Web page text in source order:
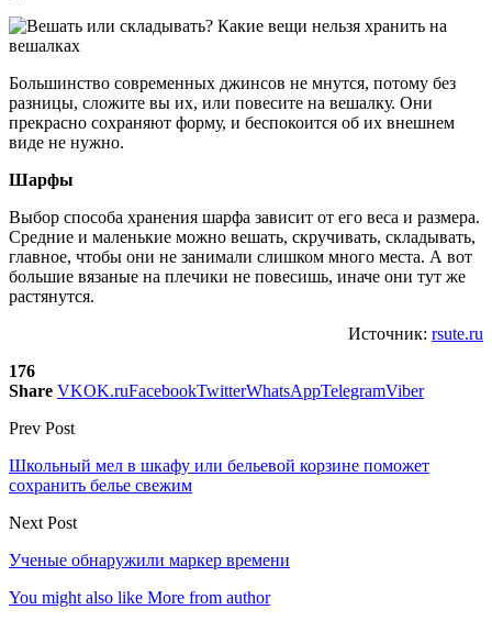
Большинство современных джинсов не мнутся, потому без
разницы, сложите вы их, или повесите на вешалку. Они
прекрасно сохраняют форму, и беспокоится об их внешнем
виде не нужно.
Шарфы
Выбор способа хранения шарфа зависит от его веса и размера.
Средние и маленькие можно вешать, скручивать, складывать,
главное, чтобы они не занимали слишком много места. А вот
большие вязаные на плечики не повесишь, иначе они тут же
растянутся.
Источник: rsute.ru
176
Share VKOK.ruFacebookTwitterWhatsAppTelegramViber
Prev Post
Школьный мел в шкафу или бельевой корзине поможет
сохранить белье свежим
Next Post
Ученые обнаружили маркер времени
You might also like More from author